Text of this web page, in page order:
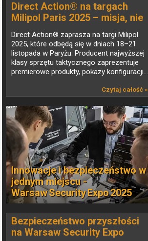
Direct Action® na targach
Milipol Paris 2025 – misja, nie
rutyna
Direct Action® zaprasza na targi Milipol
2025, które odbędą się w dniach 18–21
listopada w Paryżu. Producent najwyższej
klasy sprzętu taktycznego zaprezentuje
premierowe produkty, pokazy konfiguracji...
Czytaj całość »
Innowacje i bezpieczeństwo w
jednym miejscu -
Warsaw Security Expo 2025
Bezpieczeństwo przyszłości
na Warsaw Security Expo